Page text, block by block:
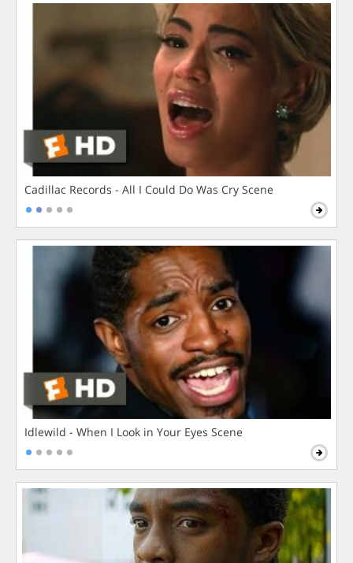
Cadillac Records - All I Could Do Was Cry Scene
Idlewild - When I Look in Your Eyes Scene